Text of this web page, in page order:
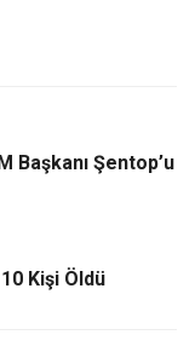
Başkanı Şentop’u
10 Kişi Öldü